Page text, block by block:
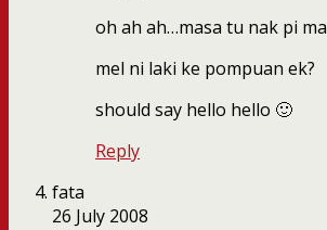
oh ah ah…masa tu nak pi
mel ni laki ke pompuan ek?
should say hello hello 🙂
Reply
fata
26 July 2008